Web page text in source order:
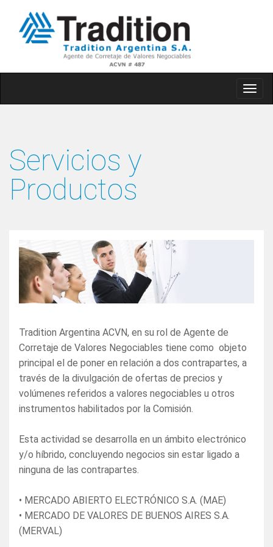
Servicios y
Productos
Tradition Argentina ACVN, en su rol de Agente de
Corretaje de Valores Negociables tiene como objeto
principal el de poner en relación a dos contrapartes, a
través de la divulgación de ofertas de precios y
volúmenes referidos a valores negociables u otros
instrumentos habilitados por la Comisión.
Esta actividad se desarrolla en un ámbito electrónico
y/o híbrido, concluyendo negocios sin estar ligado a
ninguna de las contrapartes.
• MERCADO ABIERTO ELECTRÓNICO S.A. (MAE)
• MERCADO DE VALORES DE BUENOS AIRES S.A.
(MERVAL)